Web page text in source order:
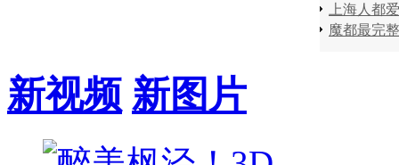
上海人都
魔都最完
新视频 新图片